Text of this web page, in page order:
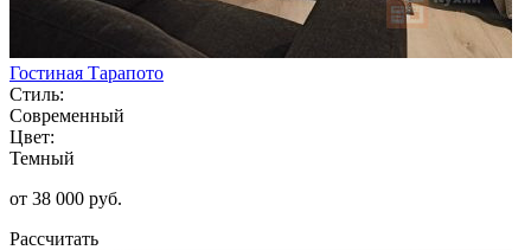
Гостиная Тарапото
Стиль:
Современный
Цвет:
Темный
от 38 000 руб.
Рассчитать